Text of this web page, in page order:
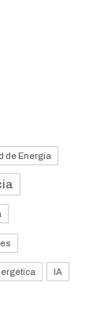
de Energía
IA